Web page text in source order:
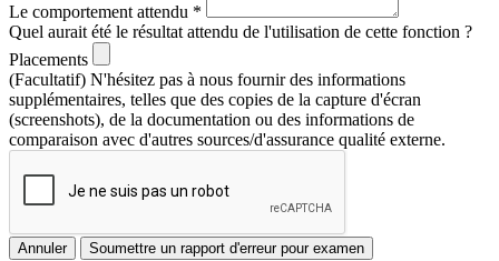
Le comportement attendu *
Quel aurait été le résultat attendu de l'utilisation de cette fonction ?
Placements
(Facultatif) N'hésitez pas à nous fournir des informations
supplémentaires, telles que des copies de la capture d'écran
(screenshots), de la documentation ou des informations de
comparaison avec d'autres sources/d'assurance qualité externe.
Annuler Soumettre un rapport d'erreur pour examen